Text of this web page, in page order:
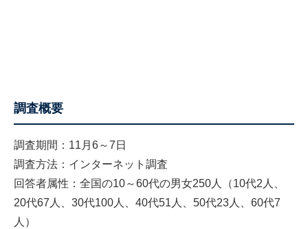
調査概要
調査期間：11月6～7日
調査方法：インターネット調査
回答者属性：全国の10～60代の男女250人（10代2人、
20代67人、30代100人、40代51人、50代23人、60代7
人）